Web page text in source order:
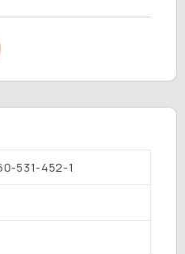
531-452-1